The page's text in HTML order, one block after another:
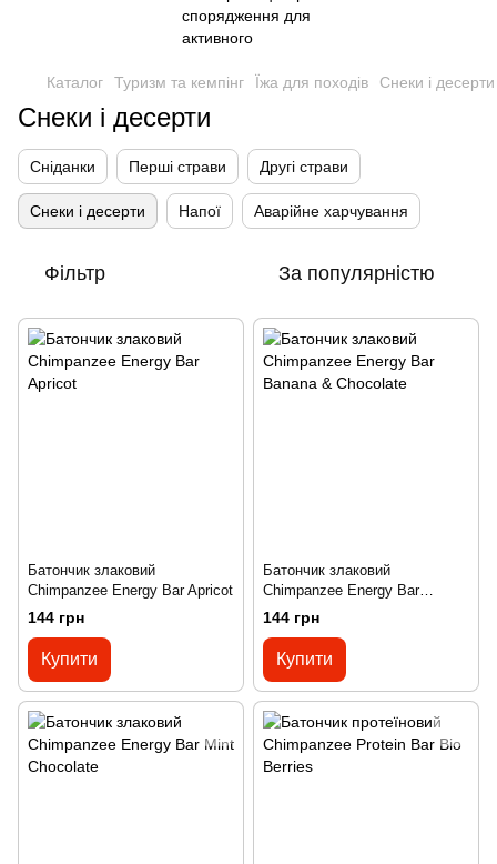
Каталог Туризм та кемпінг Їжа для походів Снеки і десерти
Снеки і десерти
Сніданки Перші страви Другі страви
Снеки і десерти Напої Аварійне харчування
Фільтр За популярністю
Батончик злаковий
Chimpanzee Energy Bar Apricot
144 грн
Купити
Батончик злаковий
Chimpanzee Energy Bar
Banana & Chocolate
144 грн
Купити